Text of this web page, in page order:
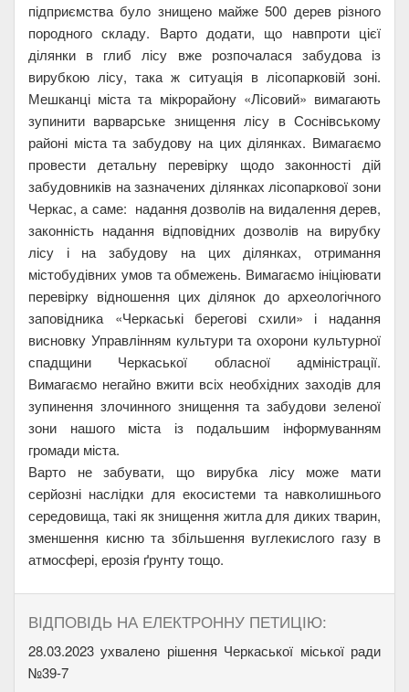
підприємства було знищено майже 500 дерев різного
породного складу. Варто додати, що навпроти цієї
ділянки в глиб лісу вже розпочалася забудова із
вирубкою лісу, така ж ситуація в лісопарковій зоні.
Мешканці міста та мікрорайону «Лісовий» вимагають
зупинити варварське знищення лісу в Соснівському
районі міста та забудову на цих ділянках. Вимагаємо
провести детальну перевірку щодо законності дій
забудовників на зазначених ділянках лісопаркової зони
Черкас, а саме: надання дозволів на видалення дерев,
законність надання відповідних дозволів на вирубку
лісу і на забудову на цих ділянках, отримання
містобудівних умов та обмежень. Вимагаємо ініціювати
перевірку відношення цих ділянок до археологічного
заповідника «Черкаські берегові схили» і надання
висновку Управлінням культури та охорони культурної
спадщини Черкаської обласної адміністрації.
Вимагаємо негайно вжити всіх необхідних заходів для
зупинення злочинного знищення та забудови зеленої
зони нашого міста із подальшим інформуванням
громади міста.
Варто не забувати, що вирубка лісу може мати
серйозні наслідки для екосистеми та навколишнього
середовища, такі як знищення житла для диких тварин,
зменшення кисню та збільшення вуглекислого газу в
атмосфері, ерозія ґрунту тощо.
ВІДПОВІДЬ НА ЕЛЕКТРОННУ ПЕТИЦІЮ:
28.03.2023 ухвалено рішення Черкаської міської ради
№39-7